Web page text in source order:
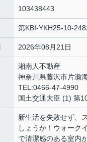
103438443
第
2026年08月21日
湘南人不動産
神奈川県藤沢市片瀬
TEL:0466-47-4990
国土交通大臣 (1) 第
新生活を失敗せず、
しょうか！ウォーク
で清潔感のある室内